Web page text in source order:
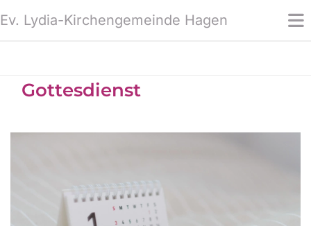
Ev. Lydia-Kirchengemeinde Hagen
Gottesdienst